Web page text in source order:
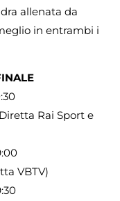
allenata da
in entrambi i
Rai Sport e
VBTV)